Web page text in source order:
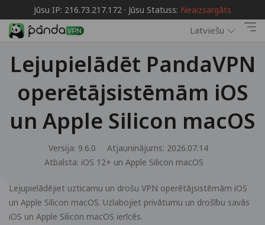
Jūsu IP: 216.73.217.172 · Jūsu Statuss: Neaizsargāts
Latviešu
Lejupielādēt PandaVPN
operētājsistēmām iOS
un Apple Silicon macOS
Versija: 9.6.0
Atjauninājums: 2026.07.14
Atbalsta: iOS 12+ un Apple Silicon macOS
Lejupielādējiet uzticamu un drošu VPN operētājsistēmām iOS
un Apple Silicon macOS. Uzlabojiet privātumu un drošību savās
iOS un Apple Silicon macOS ierīcēs.